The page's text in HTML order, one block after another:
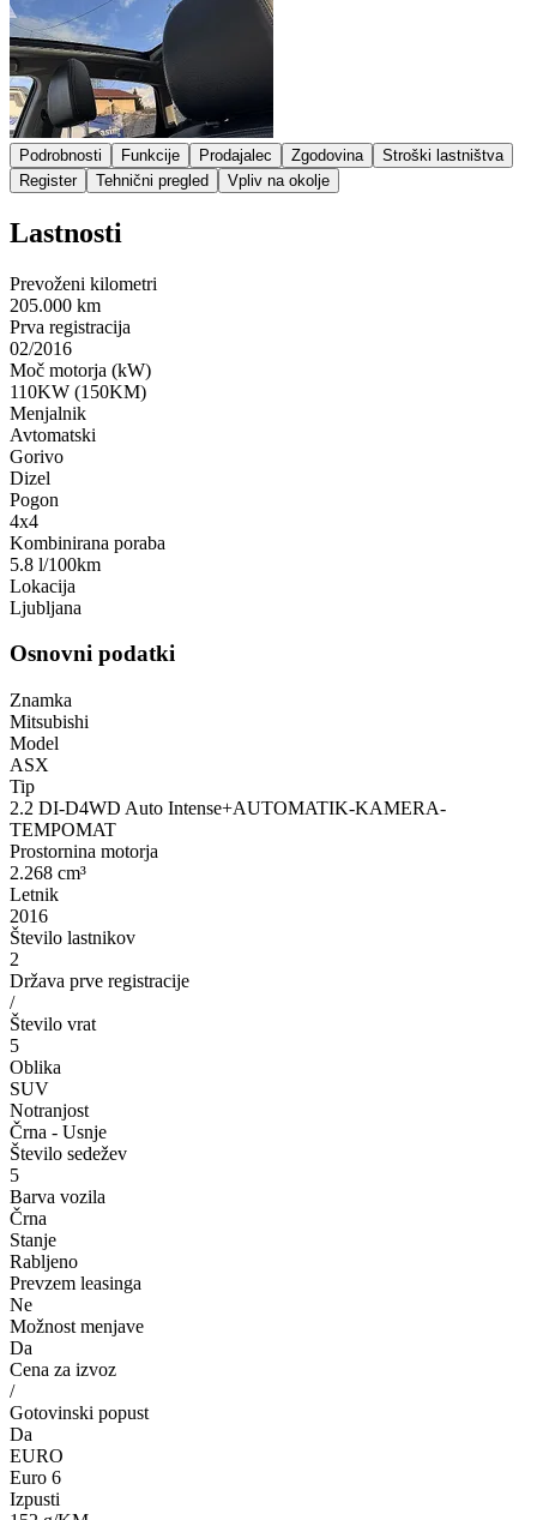
Podrobnosti Funkcije Prodajalec Zgodovina
Stroški lastništva
Register
Tehnični pregled Vpliv na okolje
Lastnosti
Prevoženi kilometri
205.000 km
Prva registracija
02/2016
Moč motorja (kW)
110KW (150KM)
Menjalnik
Avtomatski
Gorivo
Dizel
Pogon
4x4
Kombinirana poraba
5.8 l/100km
Lokacija
Ljubljana
Osnovni podatki
Znamka
Mitsubishi
Model
ASX
Tip
2.2 DI-D4WD Auto Intense+AUTOMATIK-KAMERA-
TEMPOMAT
Prostornina motorja
2.268 cm³
Letnik
2016
Število lastnikov
2
Država prve registracije
/
Število vrat
5
Oblika
SUV
Notranjost
Črna - Usnje
Število sedežev
5
Barva vozila
Črna
Stanje
Rabljeno
Prevzem leasinga
Ne
Možnost menjave
Da
Cena za izvoz
/
Gotovinski popust
Da
EURO
Euro 6
Izpusti